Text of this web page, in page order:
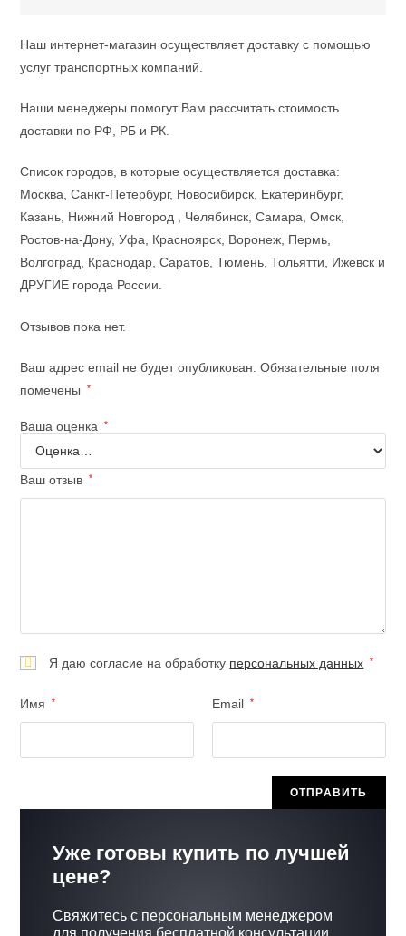
Наш интернет-магазин осуществляет доставку с помощью
услуг транспортных компаний.
Наши менеджеры помогут Вам рассчитать стоимость
доставки по РФ, РБ и РК.
Список городов, в которые осуществляется доставка:
Москва, Санкт-Петербург, Новосибирск, Екатеринбург,
Казань, Нижний Новгород , Челябинск, Самара, Омск,
Ростов-на-Дону, Уфа, Красноярск, Воронеж, Пермь,
Волгоград, Краснодар, Саратов, Тюмень, Тольятти, Ижевск и
ДРУГИЕ города России.
Отзывов пока нет.
Ваш адрес email не будет опубликован. Обязательные поля
помечены
*
Ваша оценка *
Ваш отзыв *
Я даю согласие на обработку персональных данных *
Имя * Email *
Уже готовы купить по лучшей
цене?
Свяжитесь с персональным менеджером
для получения бесплатной консультации.